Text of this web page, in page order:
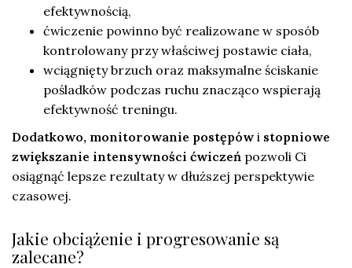
efektywnością,
ćwiczenie powinno być realizowane w sposób
kontrolowany przy właściwej postawie ciała,
wciągnięty brzuch oraz maksymalne ściskanie
pośladków podczas ruchu znacząco wspierają
efektywność treningu.
Dodatkowo, monitorowanie postępów i stopniowe
zwiększanie intensywności ćwiczeń pozwoli Ci
osiągnąć lepsze rezultaty w dłuższej perspektywie
czasowej.
Jakie obciążenie i progresowanie są
zalecane?